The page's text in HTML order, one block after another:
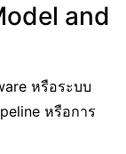
and
หรือระบบ
หรือการ